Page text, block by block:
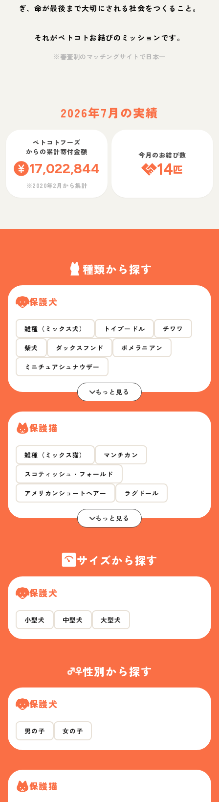
ぎ、命が最後まで大切にされる社会をつくること。
それがペトコトお結びのミッションです。
※審査制のマッチングサイトで日本一
2026年7月の実績
ペトコトフーズ
からの累計寄付金額
17,022,844
※2020年2月から集計
今月のお結び数
14匹
種類から探す
保護犬
雑種（ミックス犬） トイプードル チワワ
柴犬 ダックスフンド ポメラニアン
ミニチュアシュナウザー
もっと見る
保護猫
雑種（ミックス猫） マンチカン
スコティッシュ・フォールド
アメリカンショートヘアー ラグドール
もっと見る
サイズから探す
保護犬
小型犬 中型犬 大型犬
性別から探す
保護犬
男の子 女の子
保護猫